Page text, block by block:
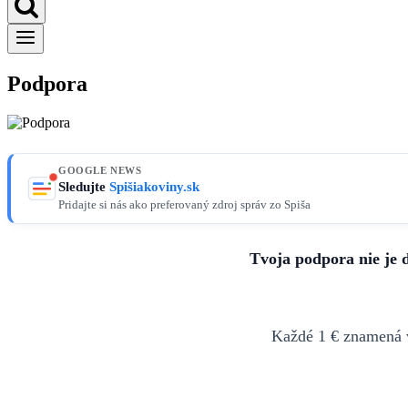
Podpora
GOOGLE NEWS
Sledujte Spišiakoviny.sk
Pridajte si nás ako preferovaný zdroj správ zo Spiša
Tvoja podpora nie je
Každé 1 €